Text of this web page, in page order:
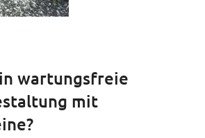
wartungsfreie
mit